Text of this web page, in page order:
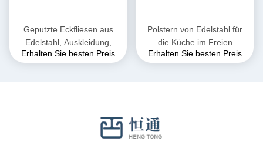
Geputzte Eckfliesen aus
Edelstahl, Auskleidung,
Wanddekoration, L-Profil
Erhalten Sie besten Preis
Polstern von Edelstahl für
die Küche im Freien
Erhalten Sie besten Preis